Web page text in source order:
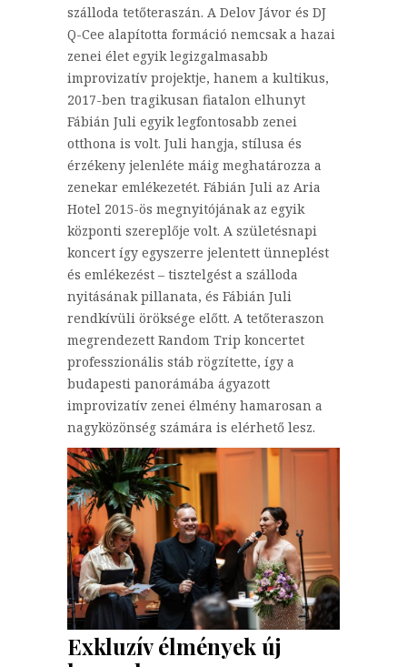
szálloda tetőteraszán. A Delov Jávor és DJ
Q-Cee alapította formáció nemcsak a hazai
zenei élet egyik legizgalmasabb
improvizatív projektje, hanem a kultikus,
2017-ben tragikusan fiatalon elhunyt
Fábián Juli egyik legfontosabb zenei
otthona is volt. Juli hangja, stílusa és
érzékeny jelenléte máig meghatározza a
zenekar emlékezetét. Fábián Juli az Aria
Hotel 2015-ös megnyitójának az egyik
központi szereplője volt. A születésnapi
koncert így egyszerre jelentett ünneplést
és emlékezést – tisztelgést a szálloda
nyitásának pillanata, és Fábián Juli
rendkívüli öröksége előtt. A tetőteraszon
megrendezett Random Trip koncertet
professzionális stáb rögzítette, így a
budapesti panorámába ágyazott
improvizatív zenei élmény hamarosan a
nagyközönség számára is elérhető lesz.
Exkluzív élmények új